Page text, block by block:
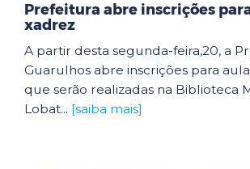
Prefeitura abre inscrições
xadrez
A partir desta segunda-feira,20, a
Guarulhos abre inscrições para
que serão realizadas na Biblioteca
Lobat... [saiba mais]